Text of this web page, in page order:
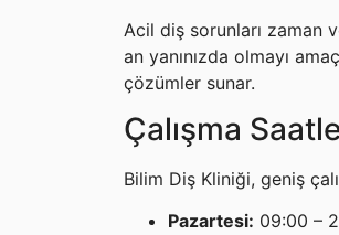
Acil diş sorunları zaman
an yanınızda olmayı
çözümler sunar.
Çalışma
Bilim Diş Kliniği, geniş
Pazartesi: 09:00 –